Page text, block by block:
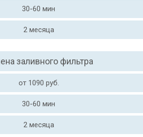
30-60 мин
2 месяца
заливного фильтра
от 1090 руб.
30-60 мин
2 месяца